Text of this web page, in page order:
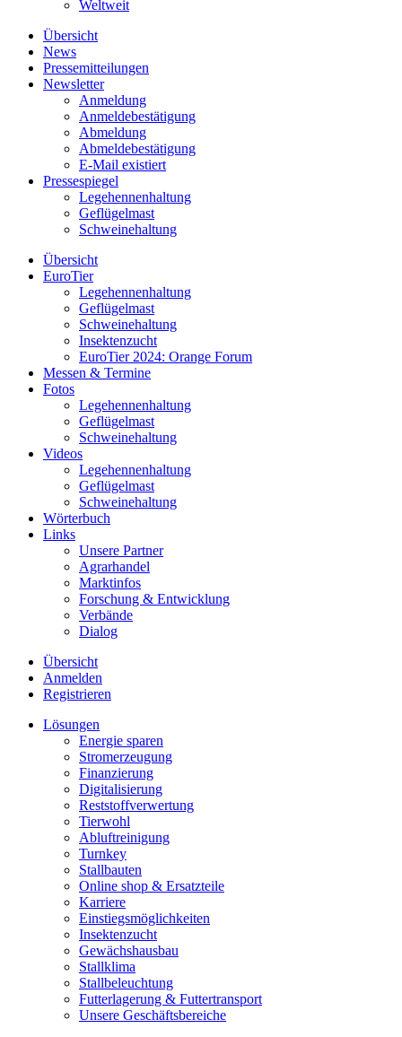
Weltweit
Übersicht
News
Pressemitteilungen
Newsletter
Anmeldung
Anmeldebestätigung
Abmeldung
Abmeldebestätigung
E-Mail existiert
Pressespiegel
Legehennenhaltung
Geflügelmast
Schweinehaltung
Übersicht
EuroTier
Legehennenhaltung
Geflügelmast
Schweinehaltung
Insektenzucht
EuroTier 2024: Orange Forum
Messen & Termine
Fotos
Legehennenhaltung
Geflügelmast
Schweinehaltung
Videos
Legehennenhaltung
Geflügelmast
Schweinehaltung
Wörterbuch
Links
Unsere Partner
Agrarhandel
Marktinfos
Forschung & Entwicklung
Verbände
Dialog
Übersicht
Anmelden
Registrieren
Lösungen
Energie sparen
Stromerzeugung
Finanzierung
Digitalisierung
Reststoffverwertung
Tierwohl
Abluftreinigung
Turnkey
Stallbauten
Online shop & Ersatzteile
Karriere
Einstiegsmöglichkeiten
Insektenzucht
Gewächshausbau
Stallklima
Stallbeleuchtung
Futterlagerung & Futtertransport
Unsere Geschäftsbereiche